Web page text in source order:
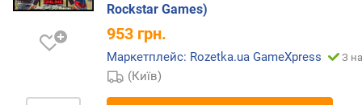
е
е
Rockstar Games)
953 грн.
Маркетплейс: Rozetka.ua GameXpress З
(Київ)